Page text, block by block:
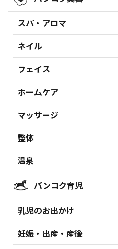
スパ・アロマ
ネイル
フェイス
ホームケア
マッサージ
整体
温泉
バンコク育児
乳児のお出かけ
妊娠・出産・産後